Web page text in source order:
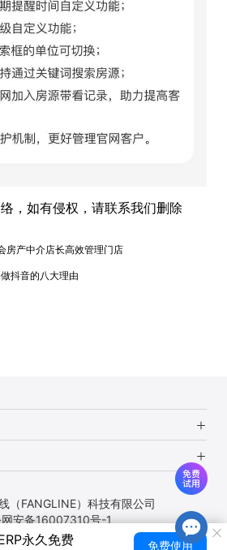
，如有侵权，请联系我们删除
房产中介店长高效管理门店
抖音的八大理由
永久免费 免费使用
（FANGLINE）科技有限公司
安备16007310号-1